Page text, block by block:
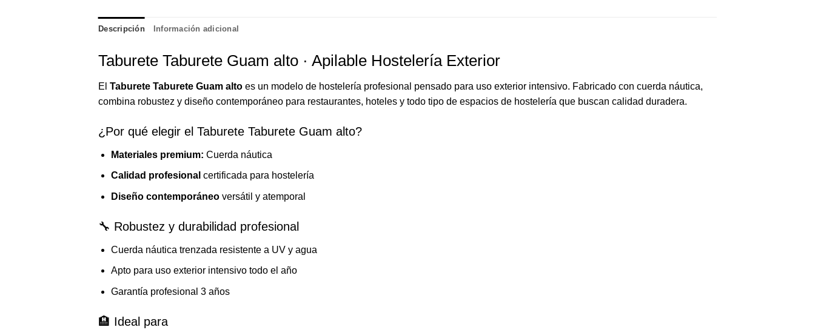
Descripción Información adicional
Taburete Taburete Guam alto · Apilable Hostelería Exterior
El Taburete Taburete Guam alto es un modelo de hostelería profesional pensado para uso exterior intensivo. Fabricado con cuerda náutica,
combina robustez y diseño contemporáneo para restaurantes, hoteles y todo tipo de espacios de hostelería que buscan calidad duradera.
¿Por qué elegir el Taburete Taburete Guam alto?
Materiales premium: Cuerda náutica
Calidad profesional certificada para hostelería
Diseño contemporáneoversátil y atemporal
🔧 Robustez y durabilidad profesional
Cuerda náutica trenzada resistente a UV y agua
Apto para uso exterior intensivo todo el año
Garantía profesional 3 años
🏨 Ideal para